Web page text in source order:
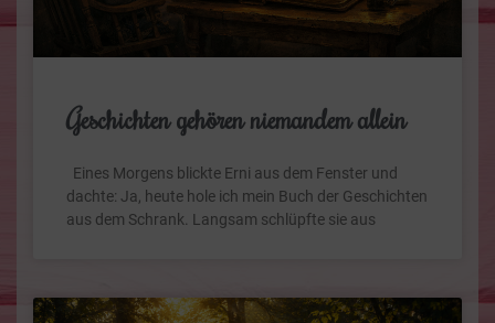
Geschichten gehören niemandem allein
Eines Morgens blickte Erni aus dem Fenster und
dachte: Ja, heute hole ich mein Buch der Geschichten
aus dem Schrank. Langsam schlüpfte sie aus